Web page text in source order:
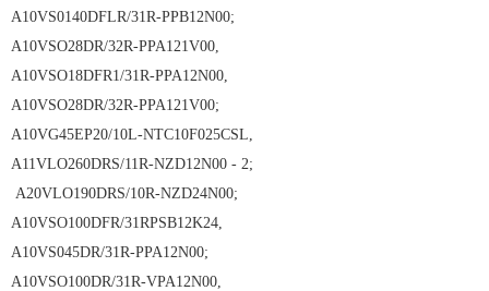
A10VS0140DFLR/31R-PPB12N00;
A10VSO28DR/32R-PPA121V00,
A10VSO18DFR1/31R-PPA12N00,
A10VSO28DR/32R-PPA121V00;
A10VG45EP20/10L-NTC10F025CSL,
A11VLO260DRS/11R-NZD12N00 - 2;
A20VLO190DRS/10R-NZD24N00;
A10VSO100DFR/31RPSB12K24,
A10VS045DR/31R-PPA12N00;
A10VSO100DR/31R-VPA12N00,